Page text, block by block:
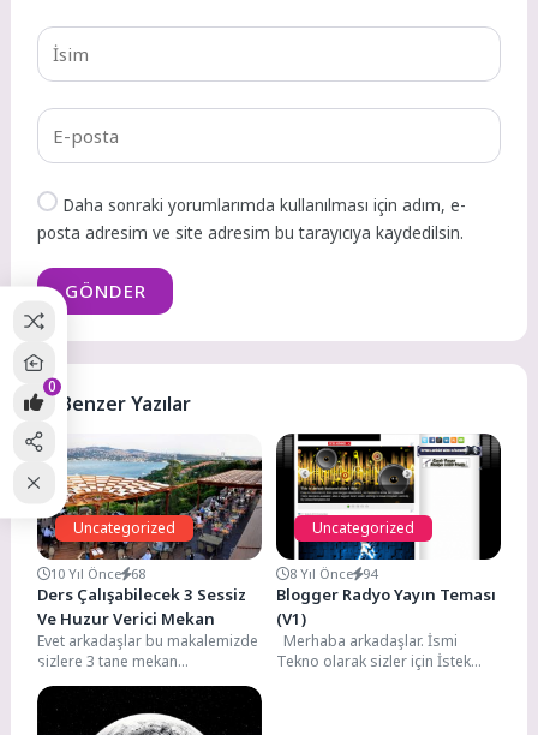
Daha sonraki yorumlarımda kullanılması için adım, e-
posta adresim ve site adresim bu tarayıcıya kaydedilsin.
GÖNDER
Benzer Yazılar
Uncategorized
10 Yıl Önce 68
Ders Çalışabilecek 3 Sessiz
Ve Huzur Verici Mekan
Evet arkadaşlar bu makalemizde
sizlere 3 tane mekan
sıralayacağız. Bu sıralayacağımız
mekanlar sessiz ortamlar
olduğundan...
Uncategorized
8 Yıl Önce 94
Blogger Radyo Yayın Teması
(V1)
Merhaba arkadaşlar. İsmi
Tekno olarak sizler için İstek
0